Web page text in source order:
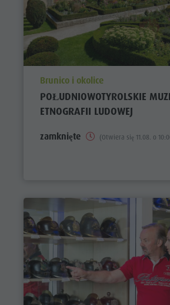
aria.poi_location_prefix
Brunico i okolice
POŁUDNIOWOTYROLSKIE
ETNOGRAFII LUDOWEJ
zamknięte (Otwiera się 11.08. o